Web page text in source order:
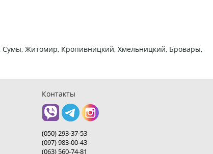
Сумы, Житомир, Кропивницкий, Хмельницкий, Бровары,
Контакты
(050) 293-37-53
(097) 983-00-43
(063) 560-74-81